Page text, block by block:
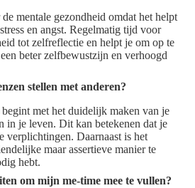
mentale gezondheid omdat het helpt
en angst. Regelmatig tijd voor
tot zelfreflectie en helpt je om op te
beter zelfbewustzijn en verhoogd
stellen met anderen?
met het duidelijk maken van je
in je leven. Dit kan betekenen dat je
verplichtingen. Daarnaast is het
maar assertieve manier te
hebt.
om mijn me-time mee te vullen?